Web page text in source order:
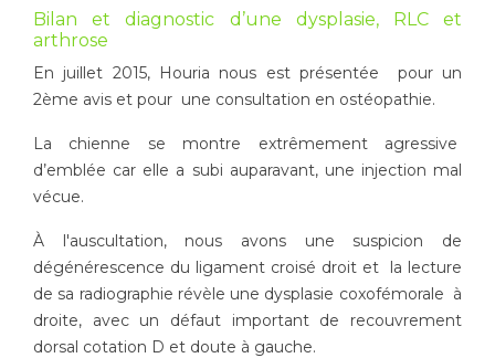
Bilan et diagnostic d’une dysplasie, RLC et
arthrose
En juillet 2015, Houria nous est présentée pour un
2ème avis et pour une consultation en ostéopathie.
La chienne se montre extrêmement agressive
d’emblée car elle a subi auparavant, une injection mal
vécue.
À l'auscultation, nous avons une suspicion de
dégénérescence du ligament croisé droit et la lecture
de sa radiographie révèle une dysplasie coxofémorale à
droite, avec un défaut important de recouvrement
dorsal cotation D et doute à gauche.